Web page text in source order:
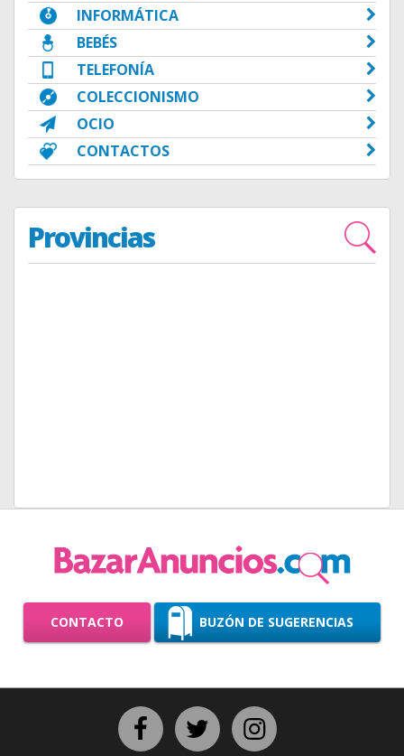
INFORMÁTICA
BEBÉS
TELEFONÍA
COLECCIONISMO
OCIO
CONTACTOS
Provincias
CONTACTO BUZÓN DE SUGERENCIAS
Facebook Twitter Instagram